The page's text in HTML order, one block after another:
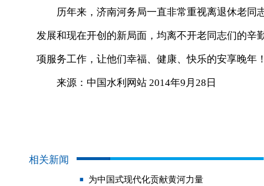
历年来，济南河务局一直非常重视离退休老同
发展和现在开创的新局面，均离不开老同志们的
项服务工作，让他们幸福、健康、快乐的安享晚年
来源：中国水利网站 2014年9月28日
相关新闻
为中国式现代化贡献黄河力量